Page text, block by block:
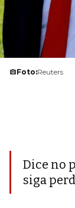
Foto:Reuters
Dice no
siga